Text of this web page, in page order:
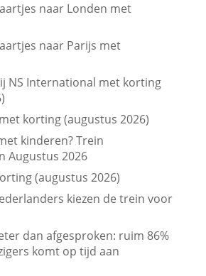
naar Londen met
naar Parijs met
NS International met korting
korting (augustus 2026)
kinderen? Trein
Augustus 2026
(augustus 2026)
kiezen de trein voor
dan afgesproken: ruim 86%
komt op tijd aan